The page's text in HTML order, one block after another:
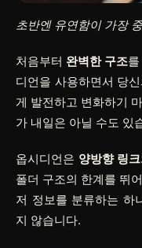
초반엔 유연함이 가장
처음부터 완벽한 구조를
디언을 사용하면서 당
게 발전하고 변화하기
가 내일은 아닐 수도 있
옵시디언은 양방향 링크
폴더 구조의 한계를 뛰
저 정보를 분류하는 하
지 않습니다.